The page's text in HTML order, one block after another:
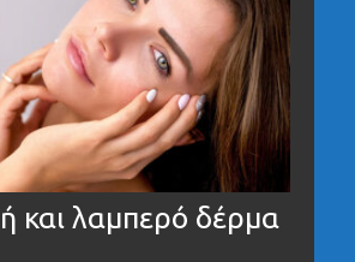
και λαμπερό δέρμα